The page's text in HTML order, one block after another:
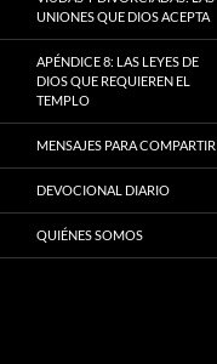
UNIONES QUE DIOS ACEPTA
APÉNDICE 8: LAS LEYES DE
DIOS QUE REQUIEREN EL
TEMPLO
MENSAJES PARA COMPARTIR
DEVOCIONAL DIARIO
QUIÉNES SOMOS